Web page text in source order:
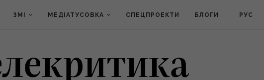
ЗМІ МЕДІАТУСОВКА СПЕЦПРОЕКТИ БЛОГИ РУС